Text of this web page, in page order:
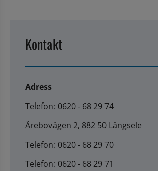
Kontakt
Adress
Telefon: 0620 - 68 29 74
Ärebovägen 2, 882 50 Långsele
Telefon: 0620 - 68 29 70
Telefon: 0620 - 68 29 71